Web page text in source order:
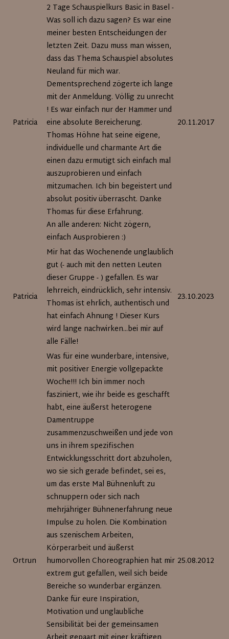
Patricia
2 Tage Schauspielkurs Basic in Basel -
Was soll ich dazu sagen? Es war eine
meiner besten Entscheidungen der
letzten Zeit. Dazu muss man wissen,
dass das Thema Schauspiel absolutes
Neuland für mich war.
Dementsprechend zögerte ich lange
mit der Anmeldung. Völlig zu unrecht
! Es war einfach nur der Hammer und
eine absolute Bereicherung.
Thomas Höhne hat seine eigene,
individuelle und charmante Art die
einen dazu ermutigt sich einfach mal
auszuprobieren und einfach
mitzumachen. Ich bin begeistert und
absolut positiv überrascht. Danke
Thomas für diese Erfahrung.
An alle anderen: Nicht zögern,
einfach Ausprobieren :)
20.11.2017
Patricia
Mir hat das Wochenende unglaublich
gut (- auch mit den netten Leuten
dieser Gruppe - ) gefallen. Es war
lehrreich, eindrücklich, sehr intensiv.
Thomas ist ehrlich, authentisch und
hat einfach Ahnung ! Dieser Kurs
wird lange nachwirken...bei mir auf
alle Fälle!
23.10.2023
Ortrun
Was für eine wunderbare, intensive,
mit positiver Energie vollgepackte
Woche!!! Ich bin immer noch
fasziniert, wie ihr beide es geschafft
habt, eine äußerst heterogene
Damentruppe
zusammenzuschweißen und jede von
uns in ihrem spezifischen
Entwicklungsschritt dort abzuholen,
wo sie sich gerade befindet, sei es,
um das erste Mal Bühnenluft zu
schnuppern oder sich nach
mehrjähriger Bühnenerfahrung neue
Impulse zu holen. Die Kombination
aus szenischem Arbeiten,
Körperarbeit und äußerst
humorvollen Choreographien hat mir
extrem gut gefallen, weil sich beide
Bereiche so wunderbar ergänzen.
Danke für eure Inspiration,
Motivation und unglaubliche
Sensibilität bei der gemeinsamen
25.08.2012